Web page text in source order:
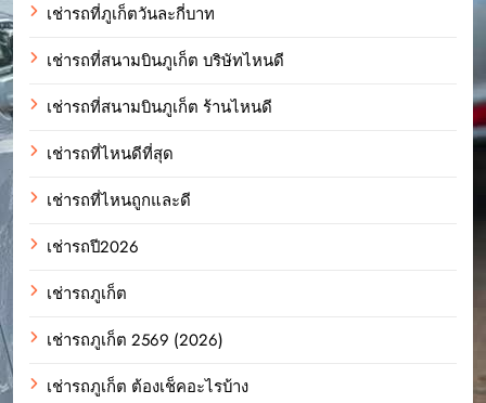
เช่ารถที่ภูเก็ตวันละกี่บาท
เช่ารถที่สนามบินภูเก็ต บริษัทไหนดี
เช่ารถที่สนามบินภูเก็ต ร้านไหนดี
เช่ารถที่ไหนดีที่สุด
เช่ารถที่ไหนถูกและดี
เช่ารถปี2026
เช่ารถภูเก็ต
เช่ารถภูเก็ต 2569 (2026)
เช่ารถภูเก็ต ต้องเช็คอะไรบ้าง